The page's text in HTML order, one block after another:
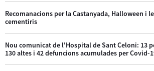
Recomanacions per la Castanyada, Halloween i
cementiris
Nou comunicat de l'Hospital de Sant Celoni: 13
130 altes i 42 defuncions acumulades per Covid-